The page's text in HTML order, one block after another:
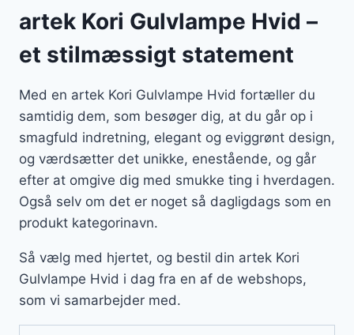
artek Kori Gulvlampe Hvid –
et stilmæssigt statement
Med en artek Kori Gulvlampe Hvid fortæller du
samtidig dem, som besøger dig, at du går op i
smagfuld indretning, elegant og eviggrønt design,
og værdsætter det unikke, enestående, og går
efter at omgive dig med smukke ting i hverdagen.
Også selv om det er noget så dagligdags som en
produkt kategorinavn.
Så vælg med hjertet, og bestil din artek Kori
Gulvlampe Hvid i dag fra en af de webshops,
som vi samarbejder med.